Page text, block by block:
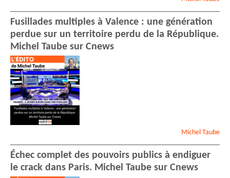
Fusillades multiples à Valence : une génération
perdue sur un territoire perdu de la République.
Michel Taube sur Cnews
Michel Taube
Échec complet des pouvoirs publics à endiguer
le crack dans Paris. Michel Taube sur Cnews